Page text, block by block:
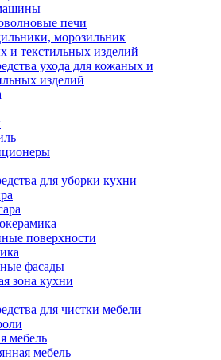
печи
морозильник
и текстильных изделий
ухода для кожаных и
изделий
для уборки кухни
поверхности
фасады
зона кухни
для чистки мебели
мебель
мебель